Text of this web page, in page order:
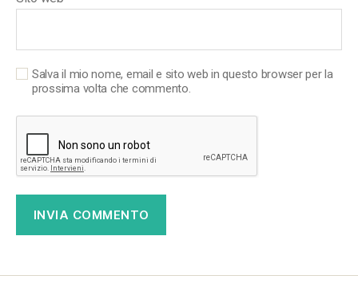
Salva il mio nome, email e sito web in questo browser per la
prossima volta che commento.